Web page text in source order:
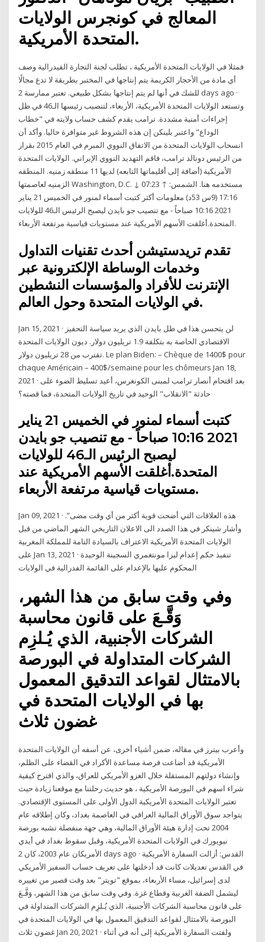
المعالج في كونجرس الولايات
المتحدة الأمريكية.
فمثلا في الولايات المتحدة الأمريكية ، تطلب لجنة التجارة الفيدرالية وصف
أي مادة من الأحجار الكريمة يتم إنتاجها في المختبر بطريقة لا تدع مجالًا
للشك في أنها لم يتم إنتاجها بشكل طبيعي. تعتبر ممارسة 2 days ago ·
وتستعد الولايات المتحدة الأمريكية، الأربعاء، لتنصيب رئيسها الـ46 في ظل
إجراءات أمنية مشددة. ترامب يقدم كشف حساب ولايته في "خطاب
الوداع" واعتبر بلينكن إن هذه الشروط غير متوافرة حاليا. وأكد أن
انسحاب الولايات المتحدة من الاتفاق النووي المبرم في العام 2015 بقرار
من الرئيس دونالد ترامب، فاقم التهديد النووي الإيراني. الولايات المتحدة
الأمريكية (أضافة إلى أقليماتها التابعه) لديها 11 منطقه زمنيه. المنطقه
الزمنيه لعاصمتها Washington, D.C. مستخدمه هنا. الشمس: ↑ 07:23 ↓
17:16 (9س 53د) معلومات أكثر كتبت أسماء لمنور في الخميس 21 يناير
2021 10:16 صباحاً - مع تنصيب جو بايدن ليصبح الرئيس الـ46 للولايات
المتحدة.أغلقت الأسهم الأمريكية عند مستويات قياسية مرتفعة الأربعاء.
تقدم تريدستيشن أحدث تقنيات التداول
وخدمات الوساطة الإلكترونية عبر
الإنترنت للأفراد والمؤسسات النشطين
في الولايات المتحدة وحول العالم.
Jan 15, 2021 · لن يتحسن هذا في ظل بايدن الذي يريد سياسة التحفيز
الاقتصادي الخاصة به بتكلفة 1.9 تريليون دولار. ديون الولايات المتحدة
تقترب من 28 تريليون دولار. Le plan Biden: – Chèque de 1400$ pour
chaque Américain – 400$/semaine pour les chômeurs Jan 18,
2021 · بعد اقتحام أنصار ترامب لمبنى الكونغرس، أعيد تسليط الضوء على
حادثة "الانقلاب" الوحيد في تاريخ الولايات المتحدة، فما قصته؟
كتبت أسماء لمنور في الخميس 21 يناير
2021 10:16 صباحاً - مع تنصيب جو بايدن
ليصبح الرئيس الـ46 للولايات
المتحدة.أغلقت الأسهم الأمريكية عند
مستويات قياسية مرتفعة الأربعاء.
Jan 09, 2021 · هذه العلاقات التي أضحت قوية أكثر من أي وقت مضى”.
وأشار شينكر في هذا الصدد الى الاعلان التاريخي الشهر الماضي من قبل
الولايات المتحدة الأمريكية الاعتراف بالسيادة التامة للمملكة المغربية
على Jan 13, 2021 · تنفيذ حكم إعدام ليزا مونتغمري السجينة الوحيدة
المحكوم عليها بالإعدام على القائمة الفدرالية في الولايات
وفي وقت سابق من هذا الشهر،
وَقَّـعَ على قانون محاسبة
الشركات الأجنبية، الذي يُـلزِم
الشركات المتداولة في البورصة
بالامتثال لقواعد التدقيق المعمول
بها في الولايات المتحدة في
غضون ثلاث
وأعرب بيترز في مقاله، ضمن أشياء أخرى، عن أسفه أن الولايات المتحدة
الأمريكية قد أضاعت فرصة مساعدة الأكراد في القضاء على الظلم،
وإنشاء دولتهم المستقلة خلال الغزو الأمريكي للعراق، والذي اقترح كيفية
شراء اسهم في البورصة الأمريكية ، هو حديث رحلتنا مع موقعنا زيادة حيث
تعتبر الولايات المتحدة الأمريكية الدول الأولى على المستوى الإقتصادي.
يتواجد سوق الأوراق المالية العراقي في العاصمة بغداد، وكان إطلاقه عام
2004 تحت إدارة هيئة الأوراق المالية، وهي جهة منفصلة تشبه بورصة
نيويورك في الولايات المتحدة الأمريكية، وقبل سقوط بغداد في أيدي
الأمريكان عام 2003، كان 2 days ago · القدس: أزالت السفارة الأمريكية
في القدس تعديلات كانت قد أدخلتها على تعريف حساب السفير الأمريكي
لدى إسرائيل، مساء الأربعاء، بموقع "تويتر" بعد وقت قصير من تغييره
ليشمل الضفة الغربية وقطاع غزة. وفي وقت سابق من هذا الشهر، وَقَّـعَ
على قانون محاسبة الشركات الأجنبية، الذي يُـلزِم الشركات المتداولة في
البورصة بالامتثال لقواعد التدقيق المعمول بها في الولايات المتحدة في
غضون ثلاث Jan 20, 2021 · ولفتت السفارة الأمريكية إلى أنه في أثناء